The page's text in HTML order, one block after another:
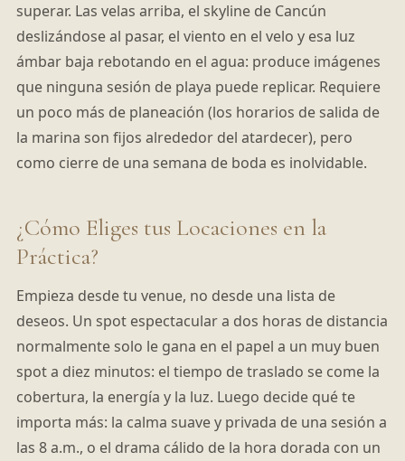
superar. Las velas arriba, el skyline de Cancún
deslizándose al pasar, el viento en el velo y esa luz
ámbar baja rebotando en el agua: produce imágenes
que ninguna sesión de playa puede replicar. Requiere
un poco más de planeación (los horarios de salida de
la marina son fijos alrededor del atardecer), pero
como cierre de una semana de boda es inolvidable.
¿Cómo Eliges tus Locaciones en la
Práctica?
Empieza desde tu venue, no desde una lista de
deseos. Un spot espectacular a dos horas de distancia
normalmente solo le gana en el papel a un muy buen
spot a diez minutos: el tiempo de traslado se come la
cobertura, la energía y la luz. Luego decide qué te
importa más: la calma suave y privada de una sesión a
las 8 a.m., o el drama cálido de la hora dorada con un